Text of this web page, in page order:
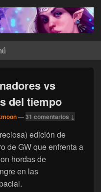
vs
del tiempo
—31 comentarios ↓
edición de
de GW que enfrenta a
hordas de
en las